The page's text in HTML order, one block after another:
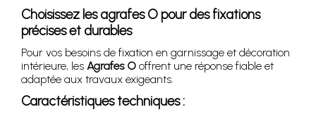
Choisissez les agrafes O pour des fixations
précises et durables
Pour vos besoins de fixation en garnissage et décoration
intérieure, les Agrafes O offrent une réponse fiable et
adaptée aux travaux exigeants.
Caractéristiques techniques :